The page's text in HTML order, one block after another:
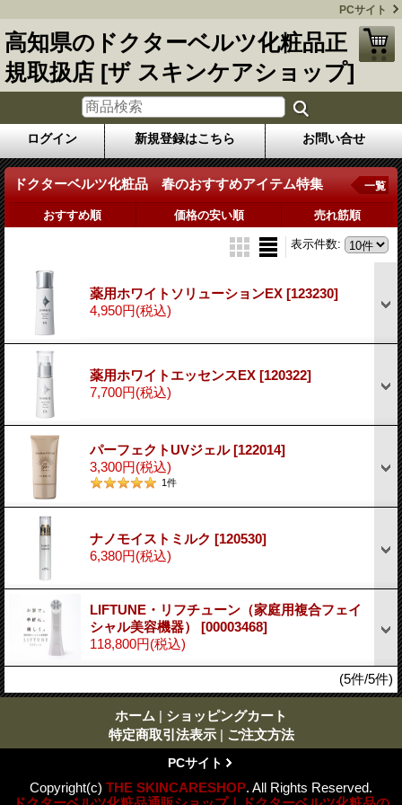
PCサイト
高知県のドクターベルツ化粧品正
規取扱店 [ザ スキンケアショップ]
ログイン 新規登録はこちら お問い合せ
ドクターベルツ化粧品 春のおすすめアイテム特集 一覧
おすすめ順 価格の安い順 売れ筋順
表示件数:
薬用ホワイトソリューションEX [123230]
4,950円(税込)
薬用ホワイトエッセンスEX [120322]
7,700円(税込)
パーフェクトUVジェル[122014]
3,300円(税込)
1件
ナノモイストミルク [120530]
6,380円(税込)
LIFTUNE・リフチューン（家庭用複合フェイ
シャル美容機器） [00003468]
118,800円(税込)
(5件/5件)
ホーム | ショッピングカート
特定商取引法表示 | ご注文方法
PCサイト
Copyright(c) THE SKINCARESHOP. All Rights Reserved.